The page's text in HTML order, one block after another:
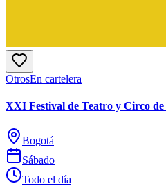
OtrosEn cartelera
XXI Festival de Teatro y Circo
Bogotá
Sábado
Todo el día